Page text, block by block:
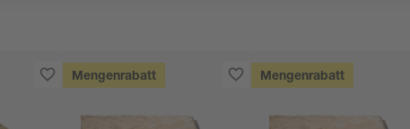
Mengenrabatt Mengenrabatt